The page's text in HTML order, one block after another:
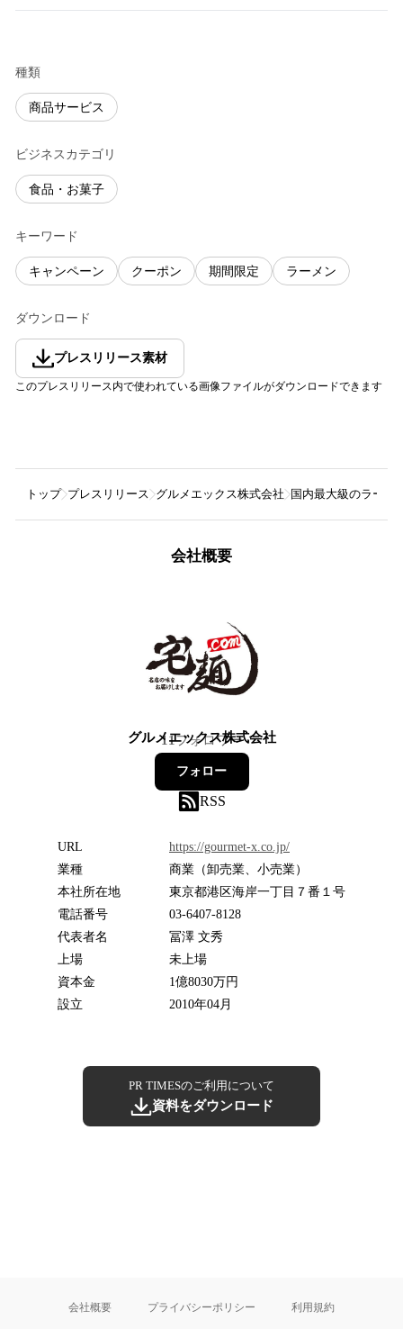
種類
商品サービス
ビジネスカテゴリ
食品・お菓子
キーワード
キャンペーン クーポン 期間限定 ラーメン
ダウンロード
プレスリリース素材
このプレスリリース内で使われている画像ファイルがダウンロードできます
トップ プレスリリース グルメエックス株式会社 国内最大級のラーメ
会社概要
グルメエックス株式会社
11フォロワー
フォロー
RSS
URL
https://gourmet-x.co.jp/
業種
商業（卸売業、小売業）
本社所在地
東京都港区海岸一丁目７番１号
電話番号
03-6407-8128
代表者名
冨澤 文秀
上場
未上場
資本金
1億8030万円
設立
2010年04月
PR TIMESのご利用について
資料をダウンロード
会社概要 プライバシーポリシー 利用規約